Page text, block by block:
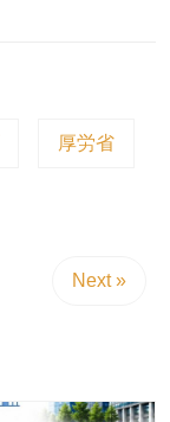
厚労省
Next »